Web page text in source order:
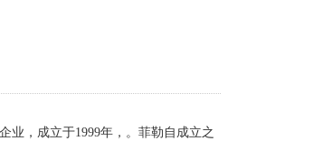
业，成立于1999年，。菲勒自成立之